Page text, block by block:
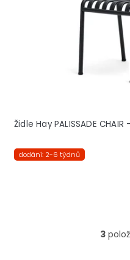
Židle Hay PALISSADE
dodání: 2-6 týdnů
3